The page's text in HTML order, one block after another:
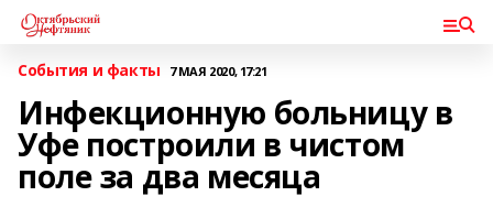
События и факты 7 МАЯ 2020, 17:21
Инфекционную больницу в
Уфе построили в чистом
поле за два месяца